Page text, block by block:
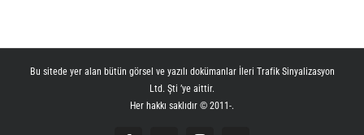
Bu sitede yer alan bütün görsel ve yazılı dokümanlar İleri Trafik Sinyalizasyon
Ltd. Şti ’ye aittir.
Her hakkı saklıdır © 2011-.